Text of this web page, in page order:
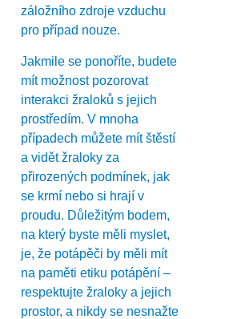
záložního zdroje vzduchu
pro případ nouze.
Jakmile se ponoříte, budete
mít možnost pozorovat
interakci žraloků s jejich
prostředím. V mnoha
případech můžete mít štěstí
a vidět žraloky za
přirozených podmínek, jak
se krmí nebo si hrají v
proudu. Důležitým bodem,
na který byste měli myslet,
je, že potápěči by měli mít
na paměti etiku potápění –
respektujte žraloky a jejich
prostor, a nikdy se nesnažte